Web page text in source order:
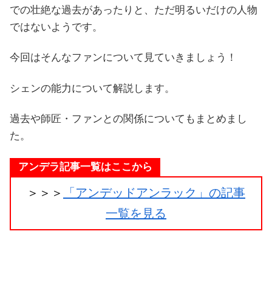
での壮絶な過去があったりと、ただ明るいだけの人物
ではないようです。
今回はそんなファンについて見ていきましょう！
シェンの能力について解説します。
過去や師匠・ファンとの関係についてもまとめまし
た。
アンデラ記事一覧はここから
＞＞＞
「アンデッドアンラック」の記事
一覧を見る